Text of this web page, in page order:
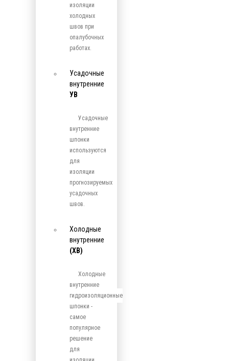
изоляции
холодных
швов при
опалубочных
работах.
Усадочные
внутренние
УВ
Усадочные
внутренние
шпонки
используются
для
изоляции
прогнозируемых
усадочных
швов.
Холодные
внутренние
(ХВ)
Холодные
внутренние
гидроизоляционные
шпонки -
самое
популярное
решение
для